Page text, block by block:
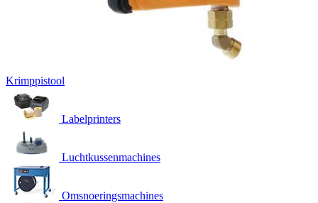
Krimppistool
Labelprinters
Luchtkussenmachines
Omsnoeringsmachines